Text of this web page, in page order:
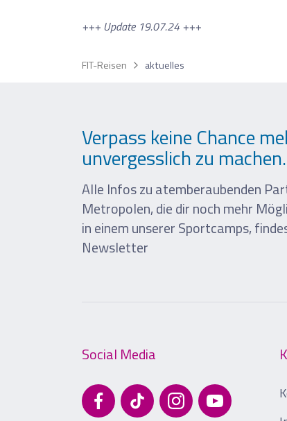
+++ Update 19.07.24 +++
FIT-Reisen aktuelles
Verpass keine Chance
unvergesslich zu machen.
Alle Infos zu atemberaubenden
Metropolen, die dir noch mehr
in einem unserer Sportcamps,
Newsletter
Social Media